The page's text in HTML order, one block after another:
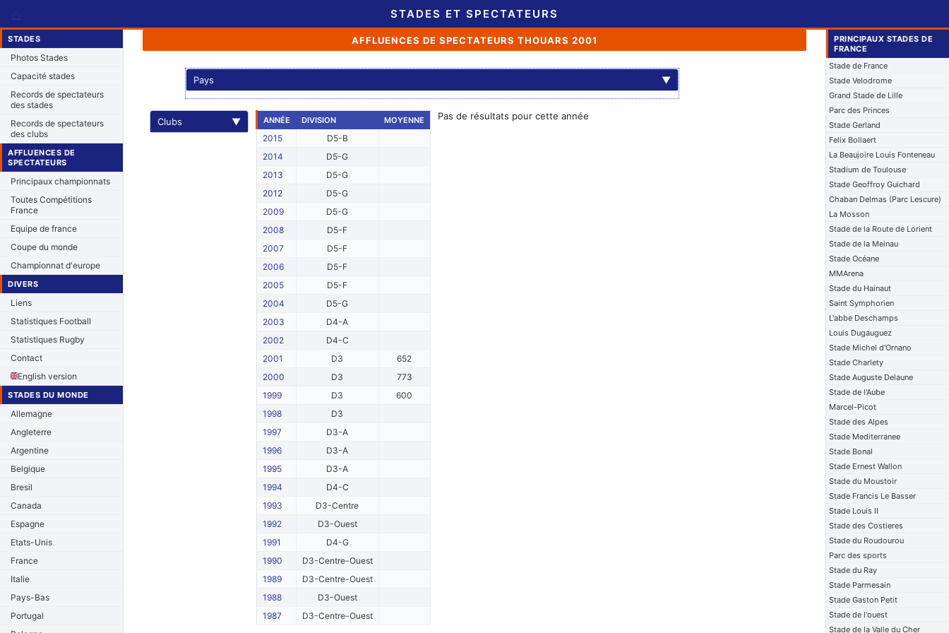
STADES ET SPECTATEURS
STADES
Photos Stades
Capacité stades
Records de spectateurs
des stades
Records de spectateurs
des clubs
AFFLUENCES DE
SPECTATEURS
Principaux championnats
Toutes Compétitions
France
Equipe de france
Coupe du monde
Championnat d'europe
DIVERS
Liens
Statistiques Football
Statistiques Rugby
Contact
English version
STADES DU MONDE
Allemagne
Angleterre
Argentine
Belgique
Bresil
Canada
Espagne
Etats-Unis
France
Italie
Pays-Bas
Portugal
AFFLUENCES DE SPECTATEURS THOUARS 2001
Pays ▼
Clubs ▼ ANNÉE DIVISION MOYENNE
2015
D5-B
2014
D5-G
2013
D5-G
2012
D5-G
2009
D5-G
2008
D5-F
2007
D5-F
2006
D5-F
2005
D5-F
2004
D5-G
2003
D4-A
2002
D4-C
2001
D3
652
2000
D3
773
1999
D3
600
1998
D3
1997
D3-A
1996
D3-A
1995
D3-A
1994
D4-C
1993
D3-Centre
1992
D3-Ouest
1991
D4-G
1990
D3-Centre-Ouest
1989
D3-Centre-Ouest
1988
D3-Ouest
1987
D3-Centre-Ouest
Pas de résultats pour cette année
PRINCIPAUX STADES DE
FRANCE
Stade de France
Stade Velodrome
Grand Stade de Lille
Parc des Princes
Stade Gerland
Felix Bollaert
La Beaujoire Louis Fonteneau
Stadium de Toulouse
Stade Geoffroy Guichard
Chaban Delmas (Parc Lescure)
La Mosson
Stade de la Route de Lorient
Stade de la Meinau
Stade Océane
MMArena
Stade du Hainaut
Saint Symphorien
L'abbe Deschamps
Louis Dugauguez
Stade Michel d'Ornano
Stade Charlety
Stade Auguste Delaune
Stade de l'Aube
Marcel-Picot
Stade des Alpes
Stade Mediterranee
Stade Bonal
Stade Ernest Wallon
Stade du Moustoir
Stade Francis Le Basser
Stade Louis II
Stade des Costieres
Stade du Roudourou
Parc des sports
Stade du Ray
Stade Parmesain
Stade Gaston Petit
Stade de l'ouest
Stade de la Valle du Cher